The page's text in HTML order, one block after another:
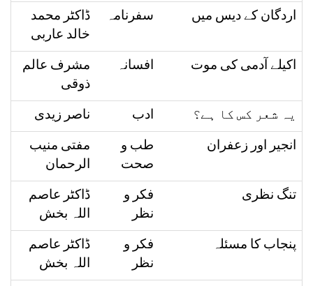
اردگان کے دیس میں سفرنامہ
ڈاکٹر محمد
خالد عاربی
اکیلے آدمی کی موت
افسانہ
مشرف عالم
ذوقی
یہ شعر کس کا ہے؟
ادب
ناصر زیدی
انجیر اور زعفران
طب و
صحت
مفتی منیب
الرحمان
تنگ نظری
فکر و
نظر
ڈاکٹر عاصم
اللہ بخش
پنجاب کا مسئلہ
فکر و
نظر
ڈاکٹر عاصم
اللہ بخش